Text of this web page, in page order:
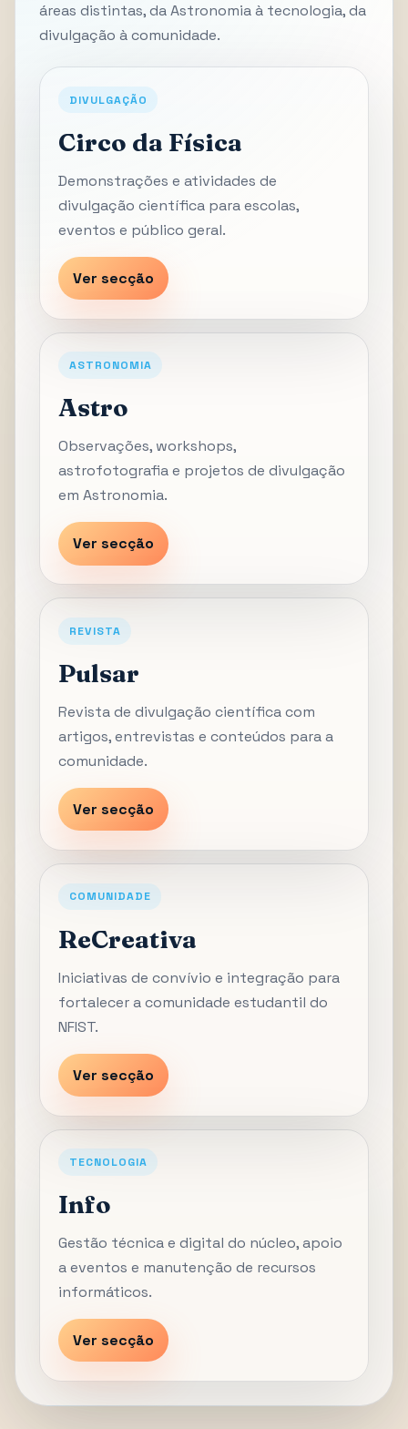
áreas distintas, da Astronomia à tecnologia, da
divulgação à comunidade.
DIVULGAÇÃO
Circo da Física
Demonstrações e atividades de
divulgação científica para escolas,
eventos e público geral.
Ver secção
ASTRONOMIA
Astro
Observações, workshops,
astrofotografia e projetos de divulgação
em Astronomia.
Ver secção
REVISTA
Pulsar
Revista de divulgação científica com
artigos, entrevistas e conteúdos para a
comunidade.
Ver secção
COMUNIDADE
ReCreativa
Iniciativas de convívio e integração para
fortalecer a comunidade estudantil do
NFIST.
Ver secção
TECNOLOGIA
Info
Gestão técnica e digital do núcleo, apoio
a eventos e manutenção de recursos
informáticos.
Ver secção